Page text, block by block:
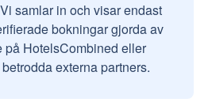
Vi samlar in och visar endast
bokningar gjorda av
på HotelsCombined eller
externa partners.